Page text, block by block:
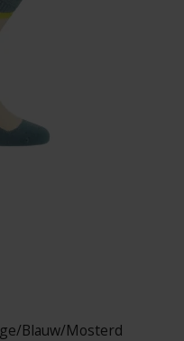
Blauw/Mosterd